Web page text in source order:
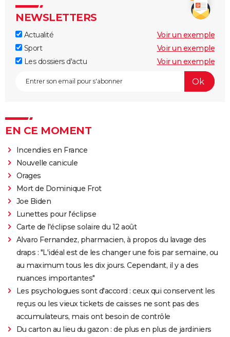
NEWSLETTERS
Actualité
Voir un exemple
Sport
Voir un exemple
Les dossiers d'actu
Voir un exemple
EN CE MOMENT
Incendies en France
Nouvelle canicule
Orages
Mort de Dominique Frot
Joe Biden
Lunettes pour l'éclipse
Carte de l'éclipse solaire du 12 août
Alvaro Fernandez, pharmacien, à propos du lavage des
draps : "L'idéal est de les changer une fois par semaine, ou
au maximum tous les dix jours. Cependant, il y a des
nuances importantes"
Les psychologues sont d'accord : ceux qui conservent les
reçus ou les vieux tickets de caisses ne sont pas des
accumulateurs, mais ont besoin de contrôle
Du carton au lieu du gazon : de plus en plus de jardiniers